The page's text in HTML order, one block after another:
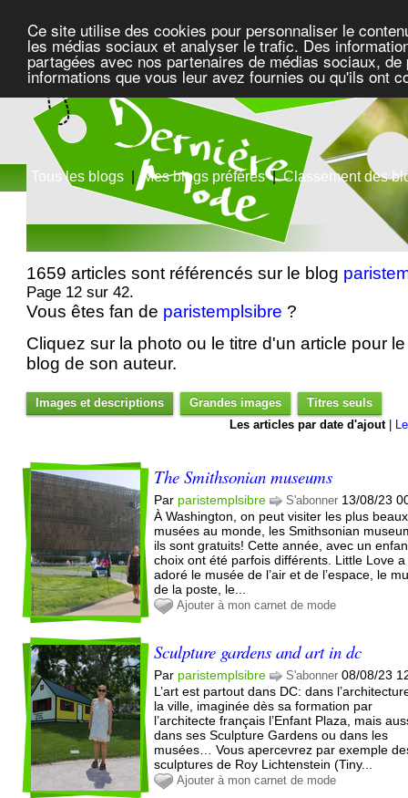
Ce site utilise des cookies pour personnaliser le
les médias sociaux et analyser le trafic. Des
partagées avec nos partenaires de médias sociaux,
informations que vous leur avez fournies ou qu'ils ont
Tous les blogs | Mes blogs préférés|Classement des
1659 articles sont référencés sur le blog
Page 12 sur 42.
Vous êtes fan de paristemplsibre ?
Cliquez sur la photo ou le titre d'un article pour
blog de son auteur.
Images et descriptions Grandes images
Titres seuls
Les articles par date d'ajout|
The Smithsonian museums
Par paristemplsibre S'abonner 13/08/23
À Washington, on peut visiter les plus beaux
musées au monde, les Smithsonian
ils sont gratuits! Cette année, avec un
choix ont été parfois différents. Little Love a
adoré le musée de l’air et de l’espace, le
de la poste, le...
Ajouter à mon carnet de mode
Sculpture gardens and art in dc
Par paristemplsibre S'abonner 08/08/23
L’art est partout dans DC: dans
la ville, imaginée dès sa formation par
l’architecte français l’Enfant Plaza, mais
dans ses Sculpture Gardens ou dans les
musées… Vous apercevrez par exemple
sculptures de Roy Lichtenstein (Tiny...
Ajouter à mon carnet de mode